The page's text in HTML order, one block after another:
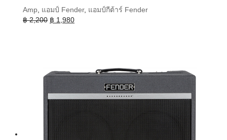
Amp แอมป์ Fender, แอมป์กีต้าร์ Fender
฿2,200 Original
฿ 1,980Current